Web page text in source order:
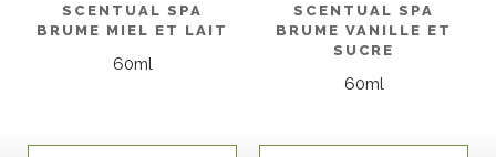
SCENTUAL SPA
BRUME MIEL ET LAIT
60ml
SCENTUAL SPA
BRUME VANILLE ET
SUCRE
60ml